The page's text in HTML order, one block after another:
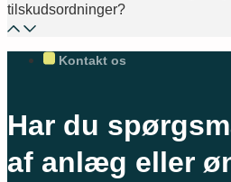
tilskudsordninger?
Kontakt os
Har du
af anlæg eller